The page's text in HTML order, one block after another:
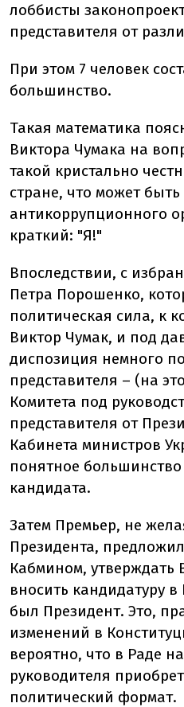
лоббисты
представителя от
При этом 7 человек
большинство.
Такая математика
Виктора Чумака на
такой кристально
стране, что может
антикоррупционного
краткий: "Я!"
Впоследствии, с
Петра Порошенко,
политическая сила, к
Виктор Чумак, и под
диспозиция немного
представителя – (на
Комитета под
представителя от
Кабинета министров
понятное
кандидата.
Затем Премьер, не
Президента,
Кабмином, утверждать
вносить кандидатуру
был Президент. Это,
изменений в
вероятно, что в Раде
руководителя
политический формат.